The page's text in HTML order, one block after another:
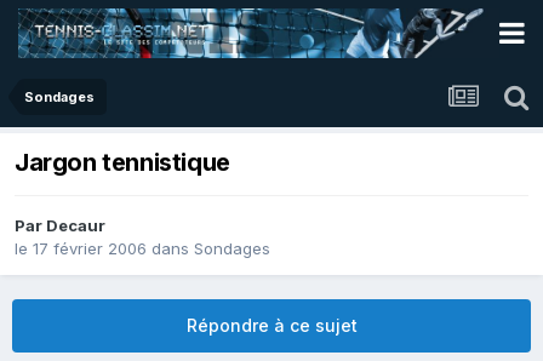
Sondages
Jargon tennistique
Par Decaur
le 17 février 2006 dans Sondages
Répondre à ce sujet